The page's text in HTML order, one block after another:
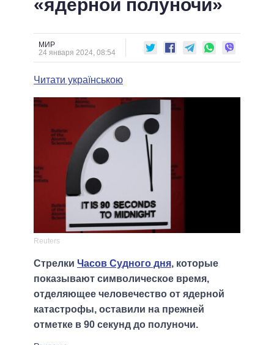
ОБЗОРЫ
ДАЙДЖЕСТЫ
ПРЕЗИДЕНТ И ОФИС
ВЕРХОВНАЯ РАДА
КАБИНЕТ МИНИСТРОВ
МЭРЫ
ВСЕ ПЕРСОНЫ
ПОДДЕРЖАТЬ
СРАВНЕНИЕ ПОЛИТИКОВ
«ядерной полуночи»
МИР
24 января 2024, 08:54
Читати українською
Reuters
Стрелки Часов Судного дня, которые
показывают символическое время,
отделяющее человечество от ядерной
катастрофы, оставили на прежней
отметке в 90 секунд до полуночи.